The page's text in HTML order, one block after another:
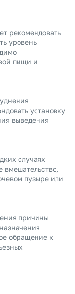
рекомендовать
уровень
пищи и
установку
выведения
случаях
вмешательство,
пузыре или
причины
обращение к